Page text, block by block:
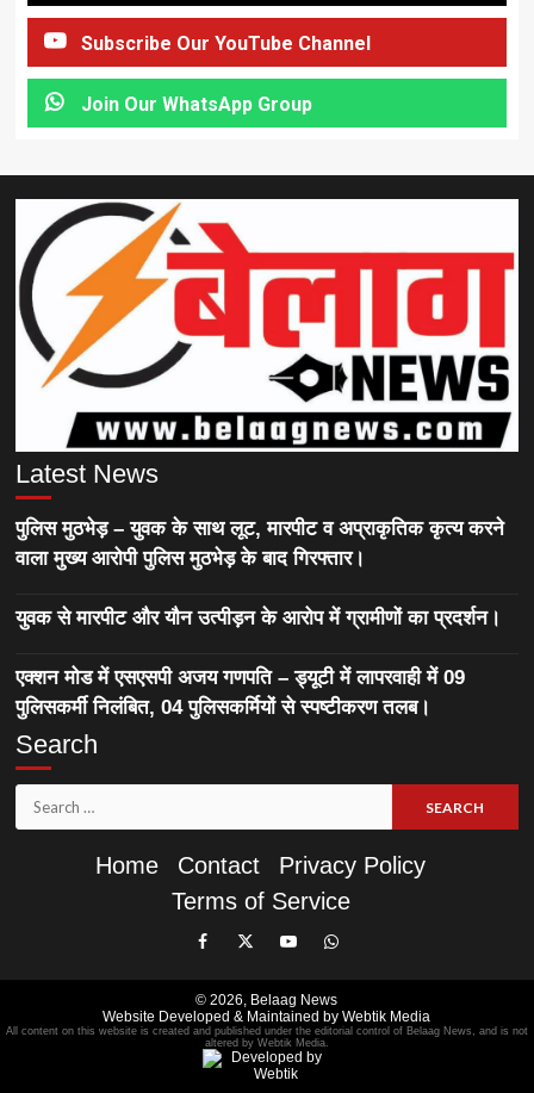
Subscribe Our YouTube Channel
Join Our WhatsApp Group
Latest News
पुलिस मुठभेड़ – युवक के साथ लूट, मारपीट व अप्राकृतिक कृत्य करने
वाला मुख्य आरोपी पुलिस मुठभेड़ के बाद गिरफ्तार।
युवक से मारपीट और यौन उत्पीड़न के आरोप में ग्रामीणों का प्रदर्शन।
एक्शन मोड में एसएसपी अजय गणपति – ड्यूटी में लापरवाही में 09
पुलिसकर्मी निलंबित, 04 पुलिसकर्मियों से स्पष्टीकरण तलब।
Search
Search
for:
Home
Contact
Privacy Policy
Terms of Service
Like
Facebook
Page
Follow
On
Twitter
Subscribe
YouTube
Channel
Join
WhatsApp
Group
© 2026, Belaag News
Website Developed & Maintained by Webtik Media
All content on this website is created and published under the editorial control of Belaag News, and is not
altered by Webtik Media.